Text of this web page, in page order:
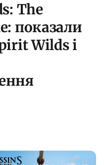
The
показали
Wilds і